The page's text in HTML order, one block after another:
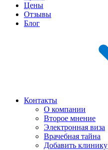
Цены
Отзывы
Блог
Контакты
О компании
Второе мнение
Электронная виза
Врачебная тайна
Добавить клинику